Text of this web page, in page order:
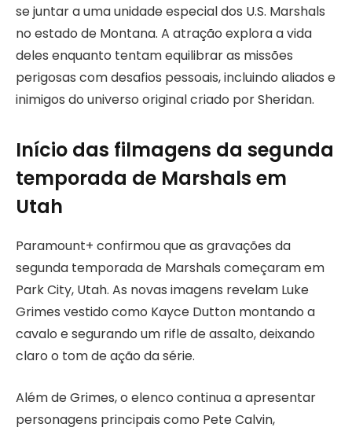
se juntar a uma unidade especial dos U.S. Marshals
no estado de Montana. A atração explora a vida
deles enquanto tentam equilibrar as missões
perigosas com desafios pessoais, incluindo aliados e
inimigos do universo original criado por Sheridan.
Início das filmagens da segunda
temporada de Marshals em
Utah
Paramount+ confirmou que as gravações da
segunda temporada de Marshals começaram em
Park City, Utah. As novas imagens revelam Luke
Grimes vestido como Kayce Dutton montando a
cavalo e segurando um rifle de assalto, deixando
claro o tom de ação da série.
Além de Grimes, o elenco continua a apresentar
personagens principais como Pete Calvin,